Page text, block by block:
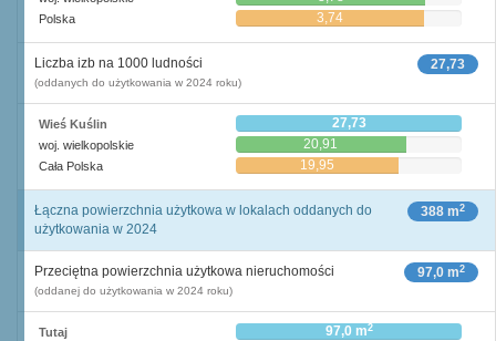
Polska 3,74
27,73
Liczba izb na 1000 ludności
(oddanych do użytkowania w 2024 roku)
Wieś Kuślin 27,73
woj. wielkopolskie 20,91
Cała Polska 19,95
388 m2
Łączna powierzchnia użytkowa w lokalach oddanych do
użytkowania w 2024
97,0 m2
Przeciętna powierzchnia użytkowa nieruchomości
(oddanej do użytkowania w 2024 roku)
Tutaj 97,0 m2